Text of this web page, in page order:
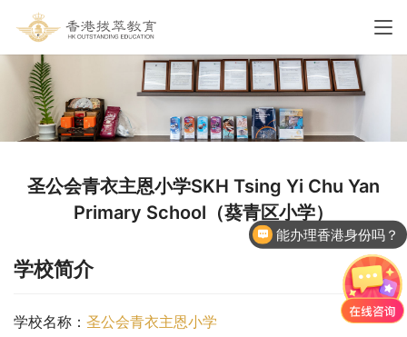
圣公会青衣主恩小学SKH Tsing Yi Chu Yan
Primary School（葵青区小学）
学校简介
学校名称： 圣公会青衣主恩小学
能办理香港身份吗？